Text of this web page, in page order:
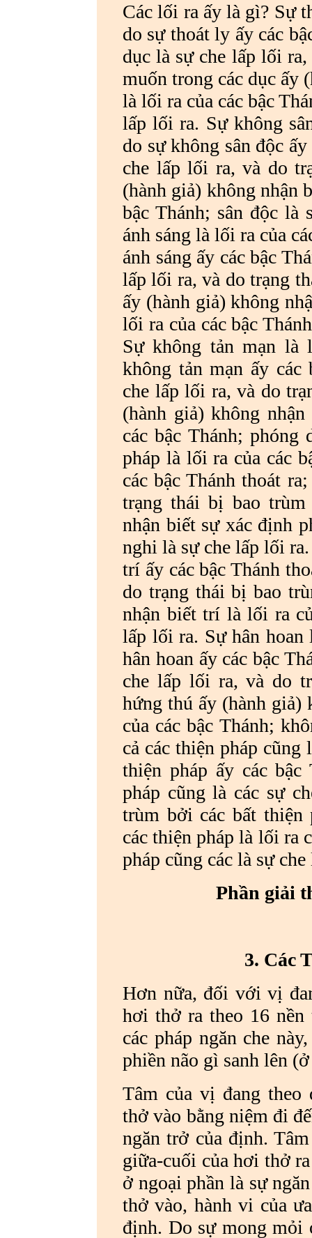
Các lối ra ấy là gì? Sự
do sự thoát ly ấy các
dục là sự che lấp lối
muốn trong các dục ấy
là lối ra của các bậc
lấp lối ra. Sự không
do sự không sân độc
che lấp lối ra, và do
(hành giả) không nhận
bậc Thánh; sân độc
ánh sáng là lối ra của
ánh sáng ấy các bậc
lấp lối ra, và do trạng
ấy (hành giả) không
lối ra của các bậc
Sự không tản mạn là
không tản mạn ấy các
che lấp lối ra, và do
(hành giả) không
các bậc Thánh;
pháp là lối ra của các
các bậc Thánh thoát
trạng thái bị bao
nhận biết sự xác định
nghi là sự che lấp lối
trí ấy các bậc Thánh
do trạng thái bị bao
nhận biết trí là lối ra
lấp lối ra. Sự hân hoan
hân hoan ấy các bậc
che lấp lối ra, và do
hứng thú ấy (hành giả)
của các bậc Thánh;
cả các thiện pháp cũng
thiện pháp ấy các
pháp cũng là các sự
trùm bởi các bất thiện
các thiện pháp là lối ra
pháp cũng các là sự
Phần giải
3. Các
Hơn nữa, đối với vị
hơi thở ra theo 16
các pháp ngăn che
phiền não gì sanh lên
Tâm của vị đang theo
thở vào bằng niệm đi
ngăn trở của định.
giữa-cuối của hơi thở
ở ngoại phần là sự
thở vào, hành vi của
định. Do sự mong mỏi